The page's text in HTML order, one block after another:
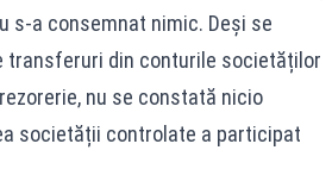
s-a consemnat nimic. Deși se
transferuri din conturile societăților
nu se constată nicio
societății controlate a participat